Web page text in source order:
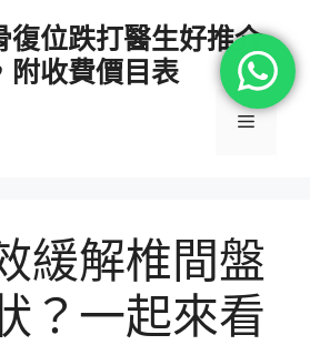
復位跌打醫生好推介
附收費價目表
選
緩解椎間盤
？一起來看